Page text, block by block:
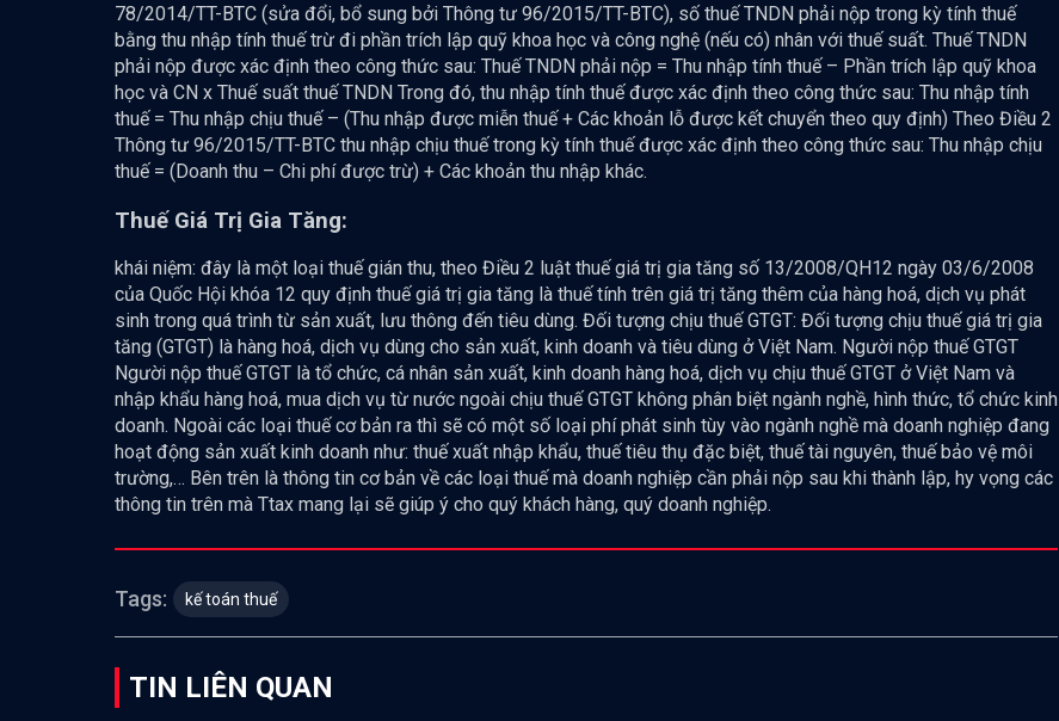
78/2014/TT-BTC (sửa đổi, bổ sung bởi Thông tư 96/2015/TT-BTC), số thuế TNDN phải nộp trong kỳ tính thuế
bằng thu nhập tính thuế trừ đi phần trích lập quỹ khoa học và công nghệ (nếu có) nhân với thuế suất. Thuế TNDN
phải nộp được xác định theo công thức sau: Thuế TNDN phải nộp = Thu nhập tính thuế – Phần trích lập quỹ khoa
học và CN x Thuế suất thuế TNDN Trong đó, thu nhập tính thuế được xác định theo công thức sau: Thu nhập tính
thuế = Thu nhập chịu thuế – (Thu nhập được miễn thuế + Các khoản lỗ được kết chuyển theo quy định) Theo Điều 2
Thông tư 96/2015/TT-BTC thu nhập chịu thuế trong kỳ tính thuế được xác định theo công thức sau: Thu nhập chịu
thuế = (Doanh thu – Chi phí được trừ) + Các khoản thu nhập khác.
Thuế Giá Trị Gia Tăng:
khái niệm: đây là một loại thuế gián thu, theo Điều 2 luật thuế giá trị gia tăng số 13/2008/QH12 ngày 03/6/2008
của Quốc Hội khóa 12 quy định thuế giá trị gia tăng là thuế tính trên giá trị tăng thêm của hàng hoá, dịch vụ phát
sinh trong quá trình từ sản xuất, lưu thông đến tiêu dùng. Đối tượng chịu thuế GTGT: Đối tượng chịu thuế giá trị gia
tăng (GTGT) là hàng hoá, dịch vụ dùng cho sản xuất, kinh doanh và tiêu dùng ở Việt Nam. Người nộp thuế GTGT
Người nộp thuế GTGT là tổ chức, cá nhân sản xuất, kinh doanh hàng hoá, dịch vụ chịu thuế GTGT ở Việt Nam và
nhập khẩu hàng hoá, mua dịch vụ từ nước ngoài chịu thuế GTGT không phân biệt ngành nghề, hình thức, tổ chức kinh
doanh. Ngoài các loại thuế cơ bản ra thì sẽ có một số loại phí phát sinh tùy vào ngành nghề mà doanh nghiệp đang
hoạt động sản xuất kinh doanh như: thuế xuất nhập khẩu, thuế tiêu thụ đặc biệt, thuế tài nguyên, thuế bảo vệ môi
trường,… Bên trên là thông tin cơ bản về các loại thuế mà doanh nghiệp cần phải nộp sau khi thành lập, hy vọng các
thông tin trên mà Ttax mang lại sẽ giúp ý cho quý khách hàng, quý doanh nghiệp.
Tags: kế toán thuế
TIN LIÊN QUAN